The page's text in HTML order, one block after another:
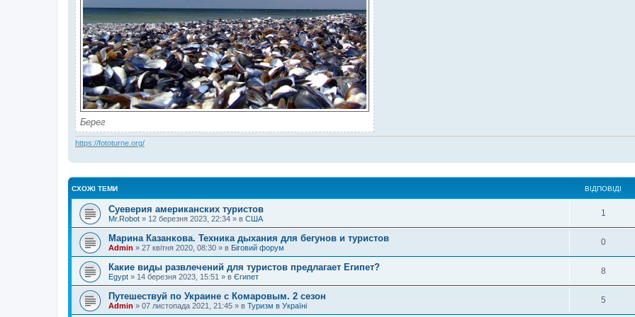
Берег
https://fototurne.org/
СХОЖІ ТЕМИ ВІДПОВІДІ
Суеверия американских туристов
Mr.Robot » 12 березня 2023, 22:34 » в США
1
Марина Казанкова. Техника дыхания для бегунов и туристов
Admin » 27 квітня 2020, 08:30 » в Біговий форум
0
Какие виды развлечений для туристов предлагает Египет?
Egypt » 14 березня 2023, 15:51 » в Єгипет
8
Путешествуй по Украине с Комаровым. 2 сезон
Admin » 07 листопада 2021, 21:45 » в Туризм в Україні
5